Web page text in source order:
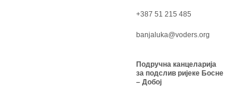
+387 51 215 485
banjaluka@voders.org
Подручна канцеларија
за подслив ријеке Босне
– Добој